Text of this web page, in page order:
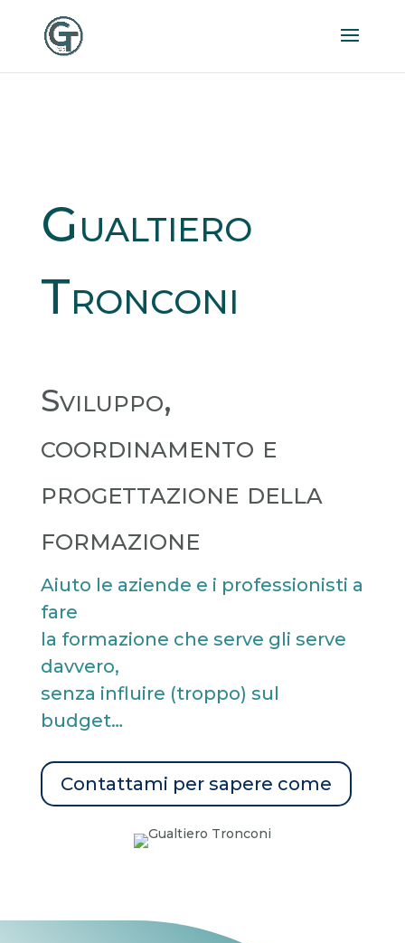
Gualtiero
Tronconi
Sviluppo,
coordinamento e
progettazione della
formazione
Aiuto le aziende e i professionisti a
fare
la formazione che serve gli serve
davvero,
senza influire (troppo) sul
budget…
Contattami per sapere come